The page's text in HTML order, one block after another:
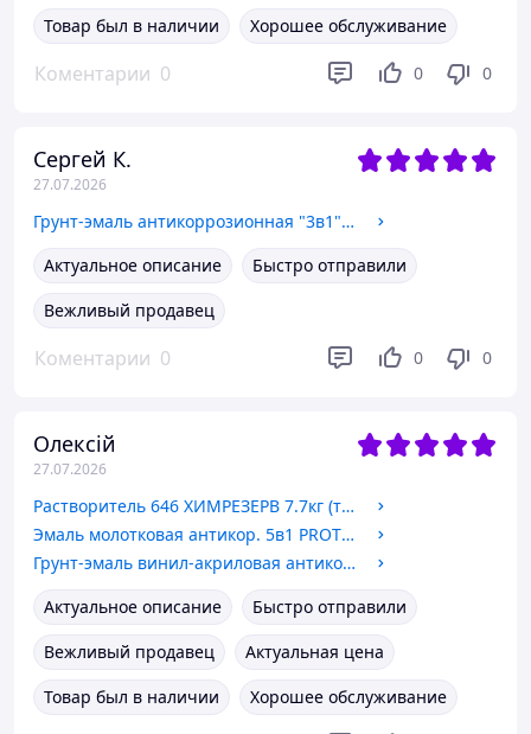
Товар был в наличии
Хорошее обслуживание
Коментарии 0 0 0
Сергей К.
27.07.2026
Грунт-эмаль антикоррозионная "3в1" ПРОМФАРБА 2.5кг цвета в ассортименте
Актуальное описание
Быстро отправили
Вежливый продавец
Коментарии 0 0 0
Олексій
27.07.2026
Растворитель 646 ХИМРЕЗЕРВ 7.7кг (тара 10л)
Эмаль молотковая антикор. 5в1 PROTEX 2кг (1.95л) цвета в ассортименте
Грунт-эмаль винил-акриловая антикор. "5в1" PROTEX 2.4кг (2.1л) цвета в ассортименте
Актуальное описание
Быстро отправили
Вежливый продавец
Актуальная цена
Товар был в наличии
Хорошее обслуживание